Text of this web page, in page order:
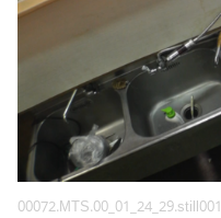
00072.MTS.00_01_24_29.still001